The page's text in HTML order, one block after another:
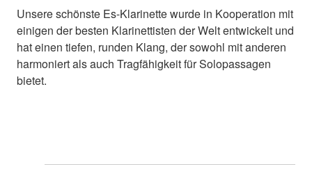
Unsere schönste Es-Klarinette wurde in Kooperation mit
einigen der besten Klarinettisten der Welt entwickelt und
hat einen tiefen, runden Klang, der sowohl mit anderen
harmoniert als auch Tragfähigkeit für Solopassagen
bietet.